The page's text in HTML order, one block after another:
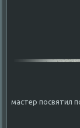
мастер посвятил